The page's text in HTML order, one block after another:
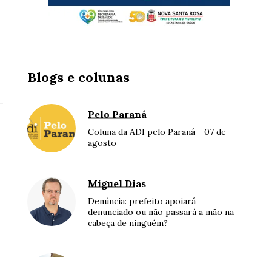
Blogs e colunas
Pelo Paraná
Coluna da ADI pelo Paraná - 07 de
agosto
Miguel Dias
Denúncia: prefeito apoiará
denunciado ou não passará a mão na
cabeça de ninguém?